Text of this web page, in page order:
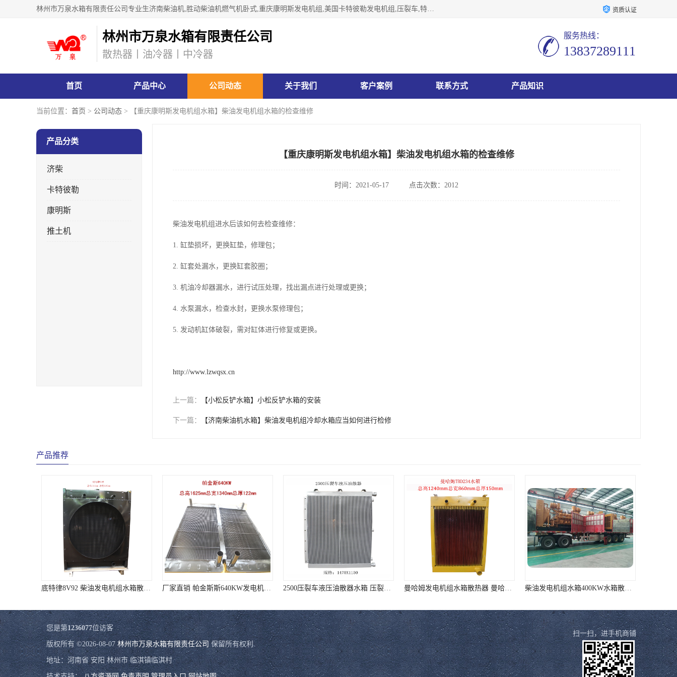
林州市万泉水箱有限责任公司专业生济南柴油机,胜动柴油机燃气机卧式,重庆康明斯发电机组,美国卡特彼勒发电机组,压裂车,特雷克斯矿车,卡特矿车,小松反铲,卡特反铲装载机,日立反铲,阿特拉斯科普柯钻机,山推推土机黄工推土机等系列水箱中冷器油冷器，公司始终发扬自力更生、艰苦奋斗的红旗渠精神、不断开拓、进取，以“先进的生产技术、一流的产品质量、良好的销售信誉”为宗旨。 资质认证
林州市万泉水箱有限责任公司
散热器丨油冷器丨中冷器
服务热线：
13837289111
首页 产品中心 公司动态 关于我们 客户案例 联系方式 产品知识
当前位置： 首页 > 公司动态 > 【重庆康明斯发电机组水箱】柴油发电机组水箱的检查维修
产品分类
济柴
卡特彼勒
康明斯
推土机
【重庆康明斯发电机组水箱】柴油发电机组水箱的检查维修
时间：2021-05-17 点击次数：2012
柴油发电机组进水后该如何去检查维修：
1. 缸垫损坏，更换缸垫，修理包；
2. 缸套处漏水，更换缸套胶圈；
3. 机油冷却器漏水，进行试压处理，找出漏点进行处理或更换；
4. 水泵漏水，检查水封，更换水泵修理包；
5. 发动机缸体破裂，需对缸体进行修复或更换。
http://www.lzwqsx.cn
上一篇： 【小松反铲水箱】小松反铲水箱的安装
下一篇： 【济南柴油机水箱】柴油发电机组冷却水箱应当如何进行检修
产品推荐
底特律8V92 柴油发电机组水箱散热器 厂家直销 帕金斯斯640KW发电机机组散热器 2500压裂车液压油散器水箱 压裂车油冷器 压裂车水箱报价 曼哈姆发电机组水箱散热器 曼哈姆TBD234水箱 可定制 柴油发电机组水箱400KW水箱散热器 济柴
您是第1236077位访客
版权所有 ©2026-08-07林州市万泉水箱有限责任公司 保留所有权利.
地址：河南省 安阳 林州市 临淇镇临淇村
扫一扫，进手机商铺